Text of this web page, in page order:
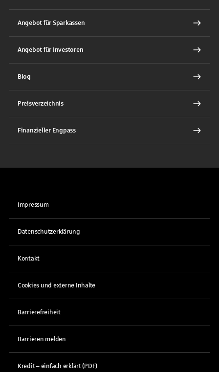
Angebot für Sparkassen
Angebot für Investoren
Blog
Preisverzeichnis
Finanzieller Engpass
Impressum
Datenschutzerklärung
Kontakt
Cookies und externe Inhalte
Barrierefreiheit
Barrieren melden
Kredit – einfach erklärt (PDF)